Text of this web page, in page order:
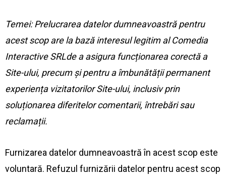
Temei: Prelucrarea datelor dumneavoastră pentru
acest scop are la bază interesul legitim al Comedia
Interactive SRLde a asigura funcționarea corectă a
Site-ului, precum și pentru a îmbunătății permanent
experiența vizitatorilor Site-ului, inclusiv prin
soluționarea diferitelor comentarii, întrebări sau
reclamații.
Furnizarea datelor dumneavoastră în acest scop este
voluntară. Refuzul furnizării datelor pentru acest scop